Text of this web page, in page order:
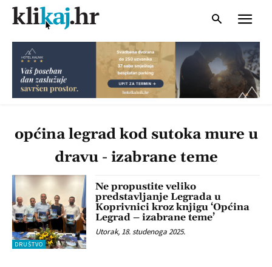
općina legrad kod sutoka mure u
dravu - izabrane teme
DRUŠTVO
Ne propustite veliko
predstavljanje Legrada u
Koprivnici kroz knjigu ‘Općina
Legrad – izabrane teme’
Utorak, 18. studenoga 2025.